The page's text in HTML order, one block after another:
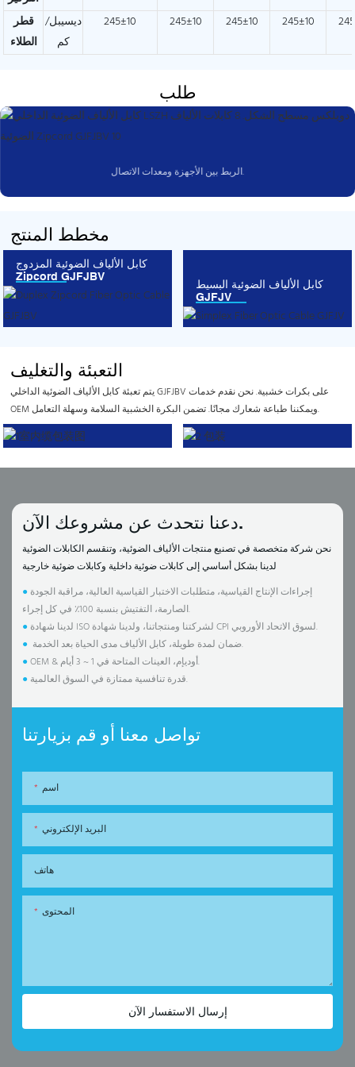
قطر
الطلاء
ديسيبل/
كم
245±10 245±10 245±10 245±10
طلب
الربط بين الأجهزة ومعدات الاتصال.
مخطط المنتج
كابل الألياف الضوئية المزدوج
Zipcord GJFJBV
كابل الألياف الضوئية البسيط
GJFJV
التعبئة والتغليف
يتم تعبئة كابل الألياف الضوئية الداخلي GJFJBV على بكرات خشبية. نحن نقدم خدمات
OEM ويمكننا طباعة شعارك مجانًا. تضمن البكرة الخشبية السلامة وسهلة التعامل.
دعنا نتحدث عن مشروعك الآن.
نحن شركة متخصصة في تصنيع منتجات الألياف الضوئية، وتنقسم الكابلات الضوئية
● إجراءات الإنتاج القياسية، متطلبات الاختبار القياسية العالية، مراقبة الجودة
الصارمة، التفتيش بنسبة 100٪ في كل إجراء.
●
لدينا شهادة ISO لشركتنا ومنتجاتنا، ولدينا شهادة CPI لسوق الاتحاد الأوروبي.
●
ضمان لمدة طويلة، كابل الألياف مدى الحياة بعد الخدمة.
●
OEM & أوديإم، العينات المتاحة في 1 ~ 3 أيام.
●
قدرة تنافسية ممتازة في السوق العالمية.
تواصل معنا أو قم بزيارتنا
اسم
البريد الإلكتروني
هاتف
المحتوى
إرسال الاستفسار الآن